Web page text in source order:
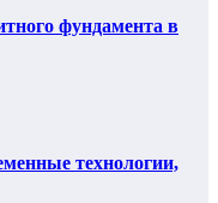
фундамента в
технологии,